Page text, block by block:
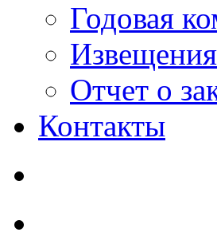
Годовая
Отчет о
Контакты